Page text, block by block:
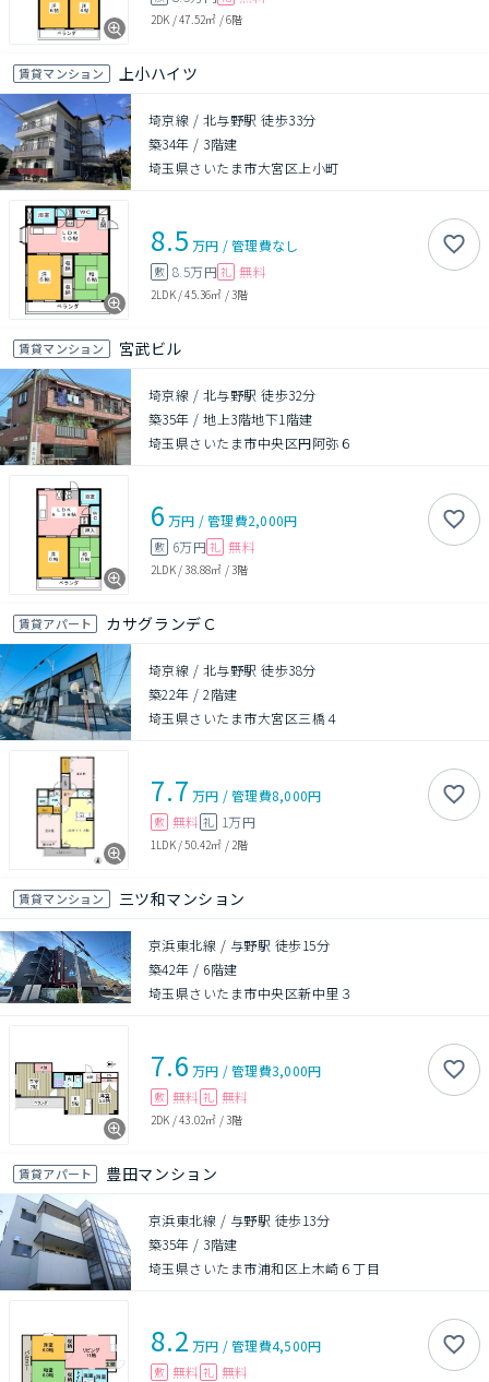
2DK /47.52㎡ /6階
賃貸マンション 上小ハイツ
埼京線 / 北与野駅 徒歩33分
築34年 / 3階建
埼玉県さいたま市大宮区上小町
8.5 万円 /管理費なし
敷 8.5万円 礼 無料
2LDK/45.36㎡ /3階
賃貸マンション 宮武ビル
埼京線 / 北与野駅 徒歩32分
築35年 /地上3階地下1階建
埼玉県さいたま市中央区円阿弥６
6 万円 /管理費2,000円
敷 6万円 礼 無料
2LDK/38.88㎡ /3階
賃貸アパート カサグランデＣ
埼京線 / 北与野駅 徒歩38分
築22年 /2階建
埼玉県さいたま市大宮区三橋４
7.7 万円 /管理費8,000円
敷 無料 礼 1万円
1LDK/50.42㎡ / 2階
賃貸マンション 三ツ和マンション
京浜東北線 / 与野駅 徒歩15分
築42年 / 6階建
埼玉県さいたま市中央区新中里３
7.6 万円 /管理費3,000円
敷 無料 礼 無料
2DK /43.02㎡ /3階
賃貸アパート 豊田マンション
京浜東北線 / 与野駅 徒歩13分
築35年 / 3階建
埼玉県さいたま市浦和区上木崎６丁目
8.2 万円 /管理費4,500円
敷 無料 礼 無料